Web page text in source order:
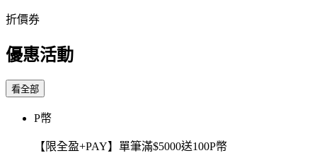
折價券
優惠活動
看全部
P幣
【限全盈+PAY】單筆滿$5000送100P幣